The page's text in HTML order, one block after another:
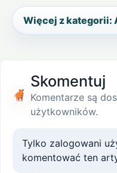
Więcej z kategorii:
Skomentuj
Komentarze są
użytkowników.
Tylko zalogowani
komentować ten